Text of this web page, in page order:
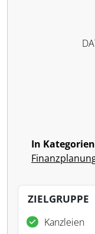
In
ZIELGRUPPE
Kanzleien